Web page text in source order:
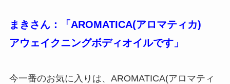
まきさん：「AROMATICA(アロマティカ)
アウェイクニングボディオイルです」
今一番のお気に入りは、AROMATICA(アロマティ